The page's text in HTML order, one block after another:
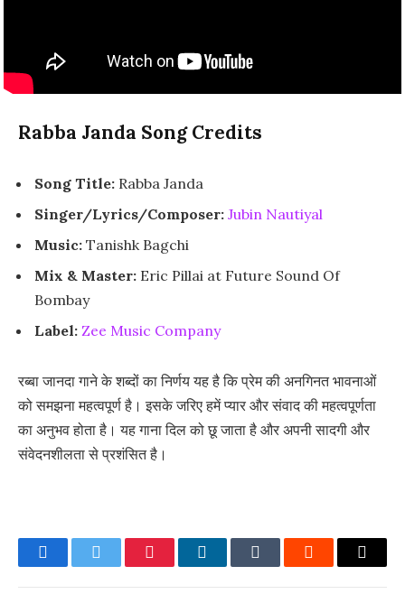
Rabba Janda Song Credits
Song Title: Rabba Janda
Singer/Lyrics/Composer: Jubin Nautiyal
Music: Tanishk Bagchi
Mix & Master: Eric Pillai at Future Sound Of
Bombay
Label: Zee Music Company
रब्बा जानदा गाने के शब्दों का निर्णय यह है कि प्रेम की अनगिनत भावनाओं
को समझना महत्वपूर्ण है। इसके जरिए हमें प्यार और संवाद की महत्वपूर्णता
का अनुभव होता है। यह गाना दिल को छू जाता है और अपनी सादगी और
संवेदनशीलता से प्रशंसित है।
FacebookTwitter PinterestLinkedInTumblr Reddit Email